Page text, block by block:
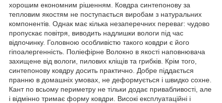
хорошим економним рішенням. Ковдра синтепонову за
тепловим якостям не поступається виробам з натуральних
компонентів. Однак має кілька незаперечних переваг: чудово
пропускає повітря, виводить надлишки вологи під час
відпочинку. Головною особливістю такого ковдри є його
гіпоалергенність. Поліефірне Волокно в якості наповнювача
захищене від вологи, пилових кліщів та грибків. Крім того,
синтепонову ковдру досить практично. Добре піддається
пранню в домашніх умовах, не деформується і швидко сохне.
Кант по всьому периметру не тільки додає привабливості, але
і відмінно тримає форму ковдри. Високі експлуатаційні і